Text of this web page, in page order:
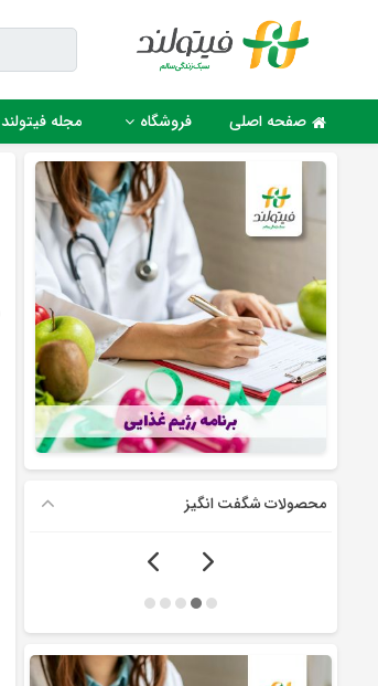
صفحه اصلی فروشگاه مجله فیتولند
محصولات شگفت انگیز